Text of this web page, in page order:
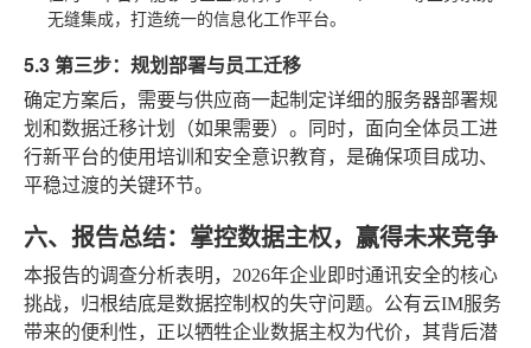
无缝集成，打造统一的信息化工作平台。
5.3 第三步：规划部署与员工迁移
确定方案后，需要与供应商一起制定详细的服务器部署规
划和数据迁移计划（如果需要）。同时，面向全体员工进
行新平台的使用培训和安全意识教育，是确保项目成功、
平稳过渡的关键环节。
六、报告总结：掌控数据主权，赢得未来竞争
本报告的调查分析表明，2026年企业即时通讯安全的核心
挑战，归根结底是数据控制权的失守问题。公有云IM服务
带来的便利性，正以牺牲企业数据主权为代价，其背后潜